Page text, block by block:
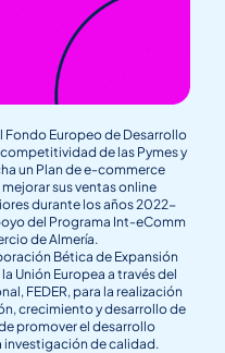
Fondo Europeo de Desarrollo
de las Pymes y
un Plan de e-commerce
sus ventas online
durante los años 2022-
del Programa Int-eComm
de Almería.
Bética de Expansión
Unión Europea a través del
FEDER, para la realización
crecimiento y desarrollo de
promover el desarrollo
de calidad.